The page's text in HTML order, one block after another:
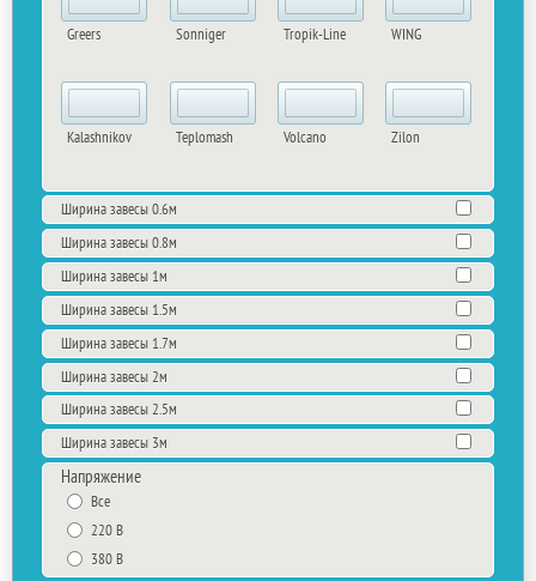
Greers
Kalashnikov
Sonniger
Teplomash
Tropik-Line
Volcano
WING
Zilon
Ширина завесы 0.6м
Ширина завесы 0.8м
Ширина завесы 1м
Ширина завесы 1.5м
Ширина завесы 1.7м
Ширина завесы 2м
Ширина завесы 2.5м
Ширина завесы 3м
Напряжение
Все
220 В
380 В